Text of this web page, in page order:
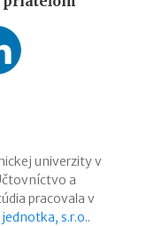
univerzity v
a
pracovala v
s.r.o..